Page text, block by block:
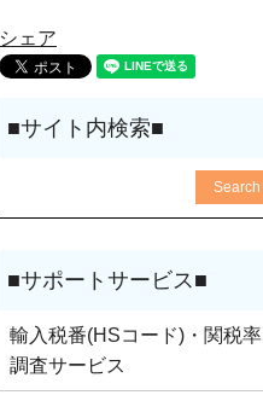
シェア
輸入税番(HSコード)・関税率
調査サービス